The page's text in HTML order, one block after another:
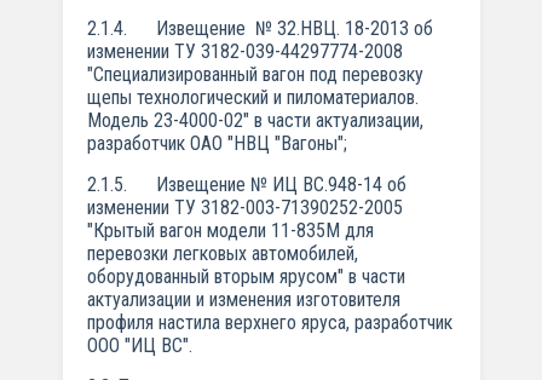
2.1.4. Извещение № 32.НВЦ. 18-2013 об
изменении ТУ 3182-039-44297774-2008
"Специализированный вагон под перевозку
щепы технологический и пиломатериалов.
Модель 23-4000-02" в части актуализации,
разработчик ОАО "НВЦ "Вагоны";
2.1.5. Извещение № ИЦ ВС.948-14 об
изменении ТУ 3182-003-71390252-2005
"Крытый вагон модели 11-835М для
перевозки легковых автомобилей,
оборудованный вторым ярусом" в части
актуализации и изменения изготовителя
профиля настила верхнего яруса, разработчик
ООО "ИЦ ВС".